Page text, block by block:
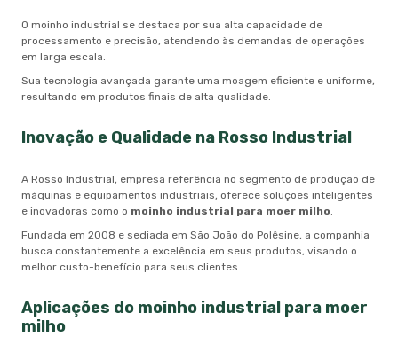
O moinho industrial se destaca por sua alta capacidade de
processamento e precisão, atendendo às demandas de operações
em larga escala.
Sua tecnologia avançada garante uma moagem eficiente e uniforme,
resultando em produtos finais de alta qualidade.
Inovação e Qualidade na Rosso Industrial
A Rosso Industrial, empresa referência no segmento de produção de
máquinas e equipamentos industriais, oferece soluções inteligentes
e inovadoras como o moinho industrial para moer milho
Fundada em 2008 e sediada em São João do Polêsine, a companhia
busca constantemente a excelência em seus produtos, visando o
melhor custo-benefício para seus clientes.
Aplicações do moinho industrial para moer
milho